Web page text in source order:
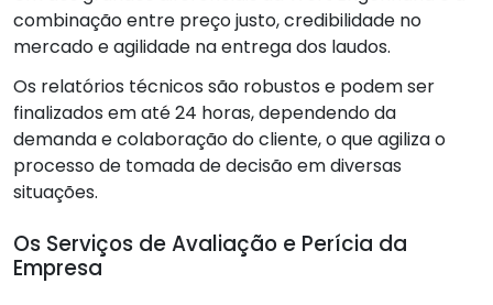
combinação entre preço justo, credibilidade no
mercado e agilidade na entrega dos laudos.
Os relatórios técnicos são robustos e podem ser
finalizados em até 24 horas, dependendo da
demanda e colaboração do cliente, o que agiliza o
processo de tomada de decisão em diversas
situações.
Os Serviços de Avaliação e Perícia da
Empresa